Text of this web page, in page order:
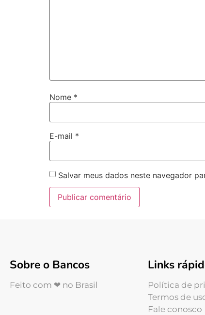
Nome *
E-mail *
Salvar meus dados neste navegador
Sobre o Bancos
Feito com ❤ no Brasil
Links
Política de
Termos de
Fale conosco